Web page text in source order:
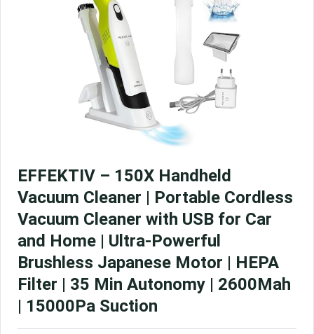
EFFEKTIV – 150X Handheld
Vacuum Cleaner | Portable Cordless
Vacuum Cleaner with USB for Car
and Home | Ultra-Powerful
Brushless Japanese Motor | HEPA
Filter | 35 Min Autonomy | 2600Mah
| 15000Pa Suction